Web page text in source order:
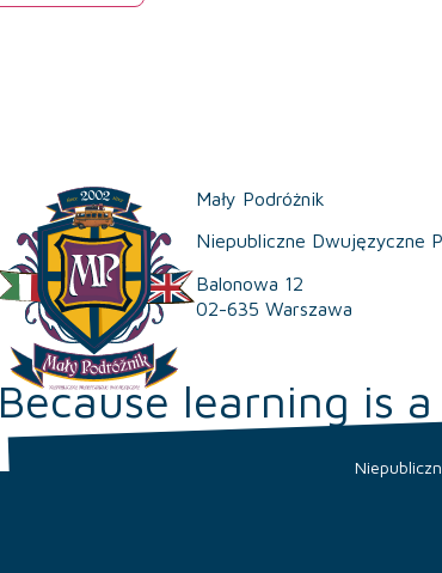
Mały Podróżnik
Niepubliczne Dwujęzyczne
Balonowa 12
02-635 Warszawa
Because learning is